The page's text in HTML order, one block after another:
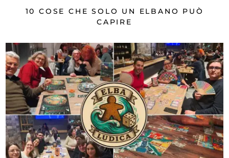
10 COSE CHE SOLO UN ELBANO PUÒ
CAPIRE